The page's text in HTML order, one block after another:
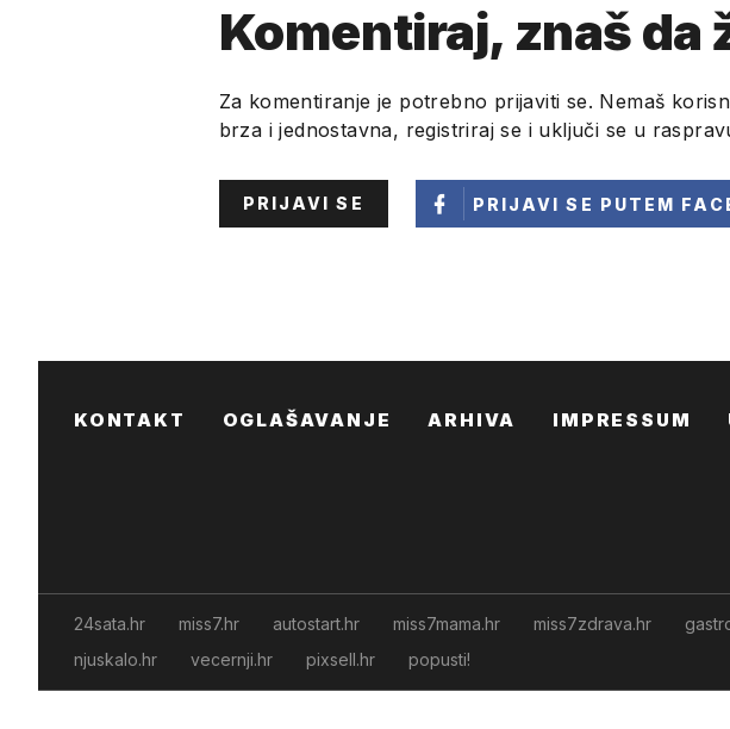
Komentiraj, znaš da
Za komentiranje je potrebno prijaviti se. Nemaš
brza i jednostavna, registriraj se i uključi se u
PRIJAVI SE PRIJAVI SE PUTEM
KONTAKT OGLAŠAVANJE ARHIVA IMPRESSUM
24sata.hr miss7.hr autostart.hr miss7mama.hr miss7zdrava.hr
njuskalo.hr
vecernji.hr pixsell.hr popusti!